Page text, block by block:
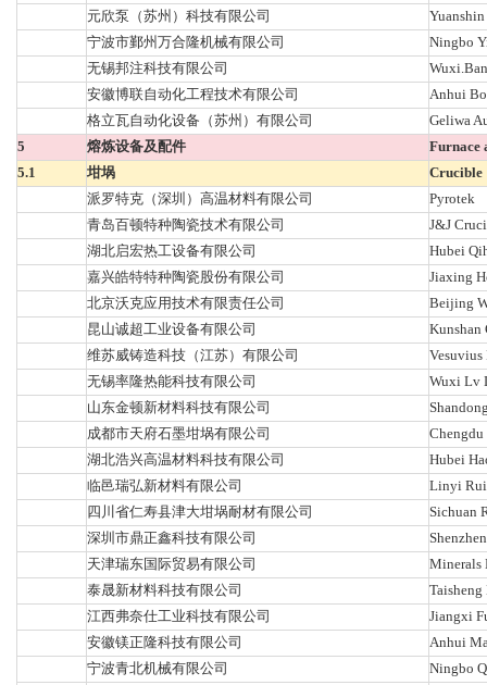
元欣泵（苏州）科技有限公司
宁波市鄞州万合隆机械有限公司
Ningbo
无锡邦注科技有限公司
安徽博联自动化工程技术有限公司
Anhui
格立瓦自动化设备（苏州）有限公司
Geliwa
5
熔炼设备及配件
Furnace
5.1
坩埚
Crucible
派罗特克（深圳）高温材料有限公司
Pyrotek
青岛百顿特种陶瓷技术有限公司
J&J
湖北启宏热工设备有限公司
Hubei
嘉兴皓特特种陶瓷股份有限公司
Jiaxing
北京沃克应用技术有限责任公司
Beijing
昆山诚超工业设备有限公司
Kunshan
维苏威铸造科技（江苏）有限公司
Vesuvius
无锡率隆热能科技有限公司
Wuxi Lv
山东金顿新材料科技有限公司
成都市天府石墨坩埚有限公司
湖北浩兴高温材料科技有限公司
Hubei
临邑瑞弘新材料有限公司
Linyi
四川省仁寿县津大坩埚耐材有限公司
Sichuan
深圳市鼎正鑫科技有限公司
天津瑞东国际贸易有限公司
Minerals
泰晟新材料科技有限公司
江西弗奈仕工业科技有限公司
Jiangxi
安徽镁正隆科技有限公司
Anhui
宁波青北机械有限公司
Ningbo